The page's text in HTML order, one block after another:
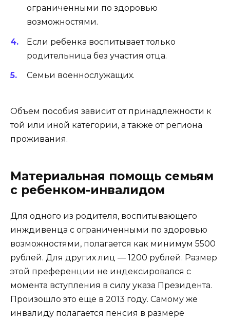
ограниченными по здоровью
возможностями.
Если ребенка воспитывает только
родительница без участия отца.
Семьи военнослужащих.
Объем пособия зависит от принадлежности к
той или иной категории, а также от региона
проживания.
Материальная помощь семьям
с ребенком-инвалидом
Для одного из родителя, воспитывающего
инждивенца с ограниченными по здоровью
возможностями, полагается как минимум 5500
рублей. Для других лиц — 1200 рублей. Размер
этой преференции не индексировался с
момента вступления в силу указа Президента.
Произошло это еще в 2013 году. Самому же
инвалиду полагается пенсия в размере